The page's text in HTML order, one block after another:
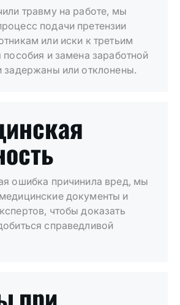
травму на работе, мы
подачи претензии
или иски к третьим
и замена заработной
задержаны или отклонены.
ошибка причинила вред, мы
документы и
чтобы доказать
справедливой